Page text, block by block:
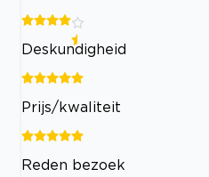
Deskundigheid
Prijs/kwaliteit
Reden bezoek